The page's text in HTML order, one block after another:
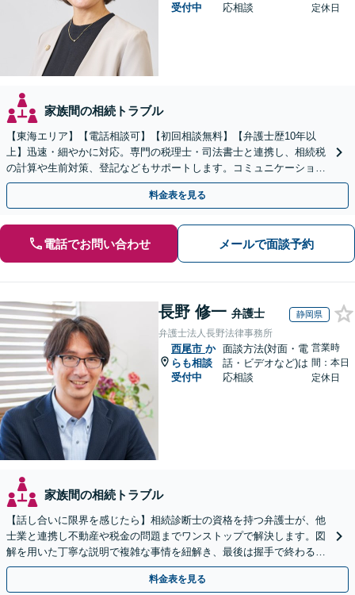
受付中
応相談
定休日
家族間の相続トラブル
【東海エリア】【電話相談可】【初回相談無料】【弁護士歴10年以
上】迅速・細やかに対応。専門の税理士・司法書士と連携し、相続税
の計算や生前対策、登記などもサポートします。コミュニケーション
を大事にし、より納得できる解決を目指します。
料金表を見る
電話でお問い合わせ メールで面談予約
長野 修一 弁護士 静岡県
弁護士法人長野法律事務所
西尾市 か
らも相談
受付中
面談方法(対面・電
話・ビデオなど)は
応相談
営業時
間：本日
定休日
家族間の相続トラブル
【話し合いに限界を感じたら】相続診断士の資格を持つ弁護士が、他
士業と連携し不動産や税金の問題までワンストップで解決します。図
解を用いた丁寧な説明で複雑な事情を紐解き、最後は握手で終わる円
満な解決へ導きます。【東海エリア・神奈川県対応】
料金表を見る